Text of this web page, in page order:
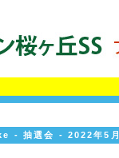
- 抽選会 - 2022年5